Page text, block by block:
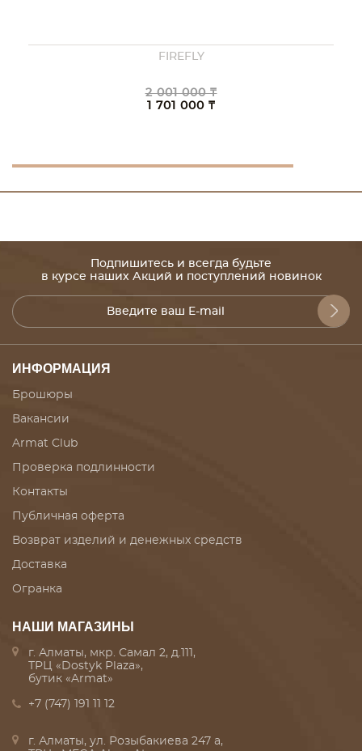
FIREFLY
2 001 000 ₸
1 701 000 ₸
Подпишитесь и всегда будьте
в курсе наших Акций и поступлений новинок
ИНФОРМАЦИЯ
Брошюры
Вакансии
Armat Club
Проверка подлинности
Контакты
Публичная оферта
Возврат изделий и денежных средств
Доставка
Огранка
НАШИ МАГАЗИНЫ
г. Алматы, мкр. Самал 2, д.111,
ТРЦ «Dostyk Plaza»,
бутик «Armat»
+7 (747) 191 11 12
г. Алматы, ул. Розыбакиева 247 а,